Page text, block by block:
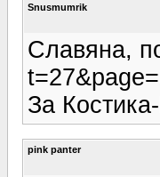
Snusmumrik
Славяна,
За
pink panter